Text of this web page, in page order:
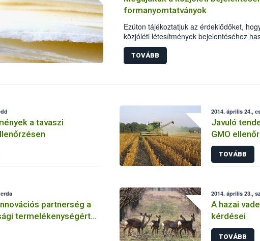
formanyomtatványok
Ezúton tájékoztatjuk az érdeklődőket,
közjóléti létesítmények bejelentéséhez
formanyomtatványokat megújítottuk,
TOVÁBB
a tavaszi
2014. április 24.,
Javuló
GMO
TOVÁBB
partnerség a
termelékenységért
konferencia
2014. április 23.,
A hazai
kérdései
TOVÁBB